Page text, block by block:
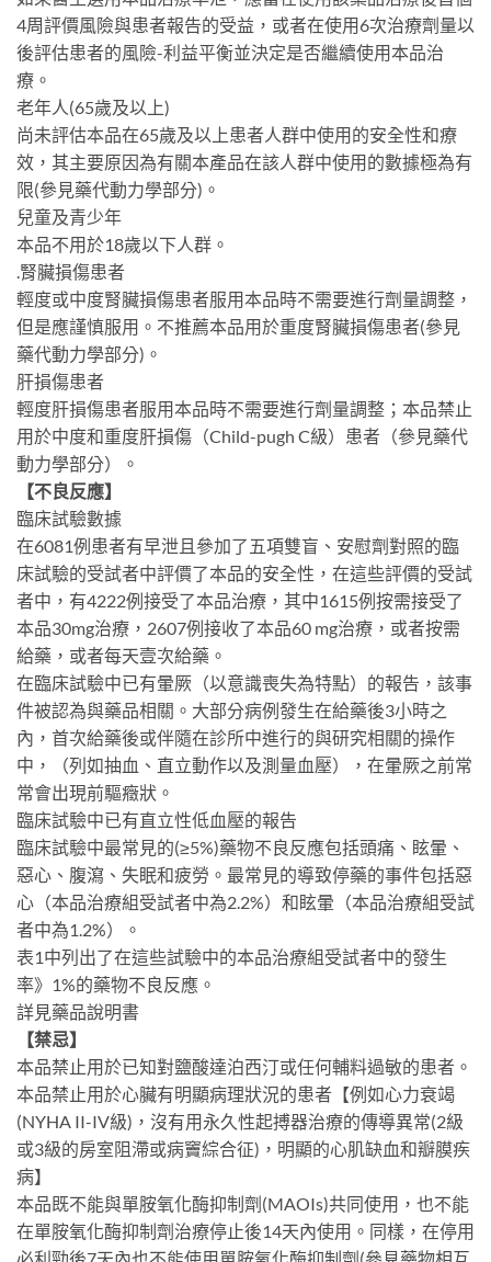
4周評價風險與患者報告的受益，或者在使用6次治療劑量以
後評估患者的風險-利益平衡並決定是否繼續使用本品治
療。
老年人(65歲及以上)
尚未評估本品在65歲及以上患者人群中使用的安全性和療
效，其主要原因為有關本產品在該人群中使用的數據極為有
限(參見藥代動力學部分)。
兒童及青少年
本品不用於18歲以下人群。
.腎臟損傷患者
輕度或中度腎臟損傷患者服用本品時不需要進行劑量調整，
但是應謹慎服用。不推薦本品用於重度腎臟損傷患者(參見
藥代動力學部分)。
肝損傷患者
輕度肝損傷患者服用本品時不需要進行劑量調整；本品禁止
用於中度和重度肝損傷（Child-pugh C級）患者（參見藥代
動力學部分）。
【不良反應】
臨床試驗數據
在6081例患者有早泄且參加了五項雙盲、安慰劑對照的臨
床試驗的受試者中評價了本品的安全性，在這些評價的受試
者中，有4222例接受了本品治療，其中1615例按需接受了
本品30mg治療，2607例接收了本品60 mg治療，或者按需
給藥，或者每天壹次給藥。
在臨床試驗中已有暈厥（以意識喪失為特點）的報告，該事
件被認為與藥品相關。大部分病例發生在給藥後3小時之
內，首次給藥後或伴隨在診所中進行的與研究相關的操作
中，（列如抽血、直立動作以及測量血壓），在暈厥之前常
常會出現前驅癥狀。
臨床試驗中已有直立性低血壓的報告
臨床試驗中最常見的(≥5%)藥物不良反應包括頭痛、眩暈、
惡心、腹瀉、失眠和疲勞。最常見的導致停藥的事件包括惡
心（本品治療組受試者中為2.2%）和眩暈（本品治療組受試
者中為1.2%）。
表1中列出了在這些試驗中的本品治療組受試者中的發生
率》1%的藥物不良反應。
詳見藥品說明書
【禁忌】
本品禁止用於已知對鹽酸達泊西汀或任何輔料過敏的患者。
本品禁止用於心臟有明顯病理狀況的患者【例如心力衰竭
(NYHA II-IV級)，沒有用永久性起搏器治療的傳導異常(2級
或3級的房室阻滯或病竇綜合征)，明顯的心肌缺血和瓣膜疾
病】
本品既不能與單胺氧化酶抑制劑(MAOIs)共同使用，也不能
在單胺氧化酶抑制劑治療停止後14天內使用。同樣，在停用